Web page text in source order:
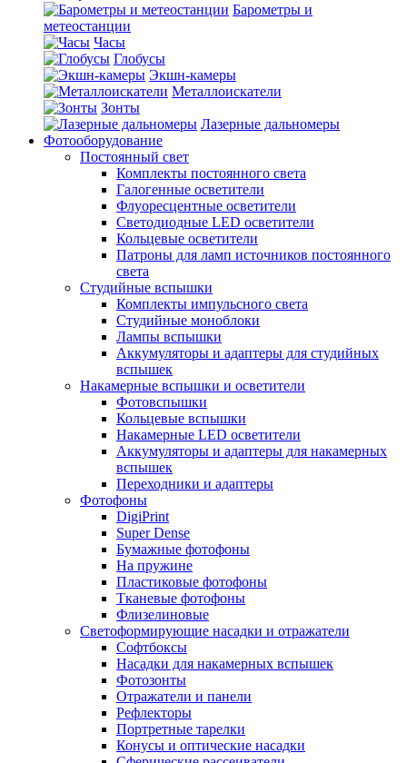
Барометры и
метеостанции
Часы
Глобусы
Экшн-камеры
Металлоискатели
Зонты
Лазерные дальномеры
Фотооборудование
Постоянный свет
Комплекты постоянного света
Галогенные осветители
Флуоресцентные осветители
Светодиодные LED осветители
Кольцевые осветители
Патроны для ламп источников постоянного
света
Студийные вспышки
Комплекты импульсного света
Студийные моноблоки
Лампы вспышки
Аккумуляторы и адаптеры для студийных
вспышек
Накамерные вспышки и осветители
Фотовспышки
Кольцевые вспышки
Накамерные LED осветители
Аккумуляторы и адаптеры для накамерных
вспышек
Переходники и адаптеры
Фотофоны
DigiPrint
Super Dense
Бумажные фотофоны
На пружине
Пластиковые фотофоны
Тканевые фотофоны
Флизелиновые
Светоформирующие насадки и отражатели
Софтбоксы
Насадки для накамерных вспышек
Фотозонты
Отражатели и панели
Рефлекторы
Портретные тарелки
Конусы и оптические насадки